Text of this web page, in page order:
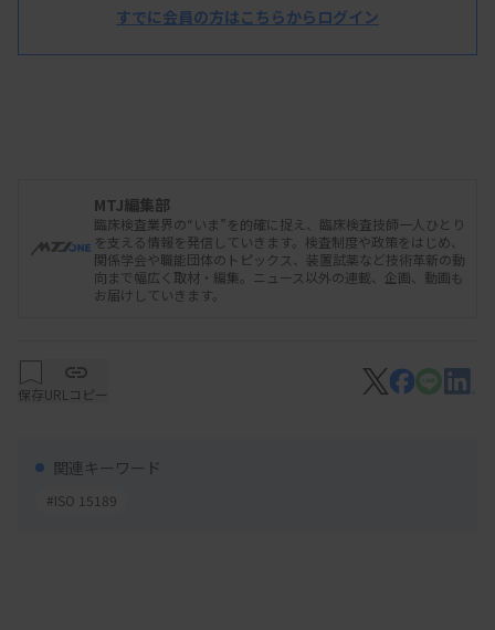
すでに会員の方はこちらからログイン
MTJ編集部
臨床検査業界の“いま”を的確に捉え、臨床検査技師一人ひとり
を支える情報を発信していきます。検査制度や政策をはじめ、
関係学会や職能団体のトピックス、装置試薬など技術革新の動
向まで幅広く取材・編集。ニュース以外の連載、企画、動画も
お届けしていきます。
保存URLコピー
関連キーワード
#ISO 15189